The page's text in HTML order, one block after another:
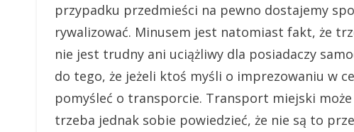
przypadku przedmieści na pewno dostajemy
rywalizować. Minusem jest natomiast fakt, że
nie jest trudny ani uciążliwy dla posiadaczy
do tego, że jeżeli ktoś myśli o imprezowaniu w
pomyśleć o transporcie. Transport miejski
trzeba jednak sobie powiedzieć, że nie są to